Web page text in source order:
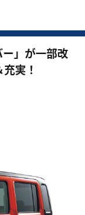
」が一部改
実！